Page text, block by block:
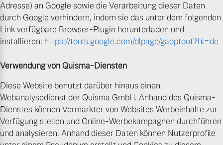
Adresse) an Google sowie die Verarbeitung dieser Daten
durch Google verhindern, indem sie das unter dem folgenden
Link verfügbare Browser-Plugin herunterladen und
installieren: https://tools.google.com/dlpage/gaoptout?hl=de
Verwendung von Quisma-Diensten
Diese Website benutzt darüber hinaus einen
Webanalysedienst der Quisma GmbH. Anhand des Quisma-
Dienstes können Vermarkter von Websites Werbeinhalte zur
Verfügung stellen und Online-Werbekampagnen durchführen
und analysieren. Anhand dieser Daten können Nutzerprofile